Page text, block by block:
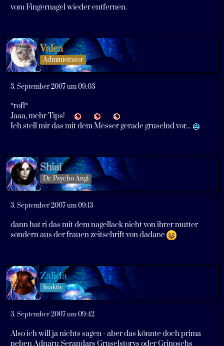
vom Fingernagel wieder entfernen.
Valea
Administrator
3. September 2007 um 09:03
*rofl*
Jaaa, mehr Tips!
Ich stell mir das mit dem Messer gerade gruselnd vor...
Shiai
Dr. Psycho Angi
3. September 2007 um 09:13
dann hat ri das mit dem nagellack nicht von ihrer mutter
sondern aus der frauen zeitschrift von dadane
Zalida
Inaktiv
3. September 2007 um 09:42
Also ich will ja nichts sagen - aber das könnte doch prima
neben Adnaru Serandars Gruselstorys oder Grinoschs